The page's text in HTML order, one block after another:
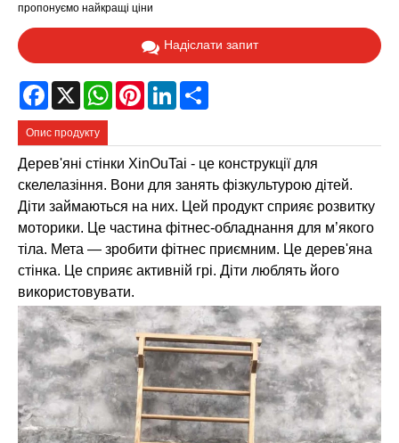
пропонуємо найкращі ціни
Надіслати запит
Facebook
X WhatsAppPinterestLinkedIn
Опис продукту
Дерев'яні стінки XinOuTai - це конструкції для
скелелазіння. Вони для занять фізкультурою дітей.
Діти займаються на них. Цей продукт сприяє розвитку
моторики. Це частина фітнес-обладнання для м’якого
тіла. Мета — зробити фітнес приємним. Це дерев'яна
стінка. Це сприяє активній грі. Діти люблять його
використовувати.